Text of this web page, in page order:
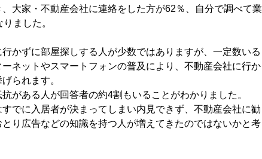
大家・不動産会社に連絡をした方が62％、自分で調べて業
ました。
かずに部屋探しする人が少数ではありますが、一定数いる
ネットやスマートフォンの普及により、不動産会社に行か
られます。
がある人が回答者の約4割もいることがわかりました。
でに入居者が決まってしまい内見できず、不動産会社に勧
り広告などの知識を持つ人が増えてきたのではないかと考